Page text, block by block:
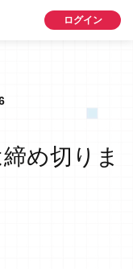
ログイン
め切りま